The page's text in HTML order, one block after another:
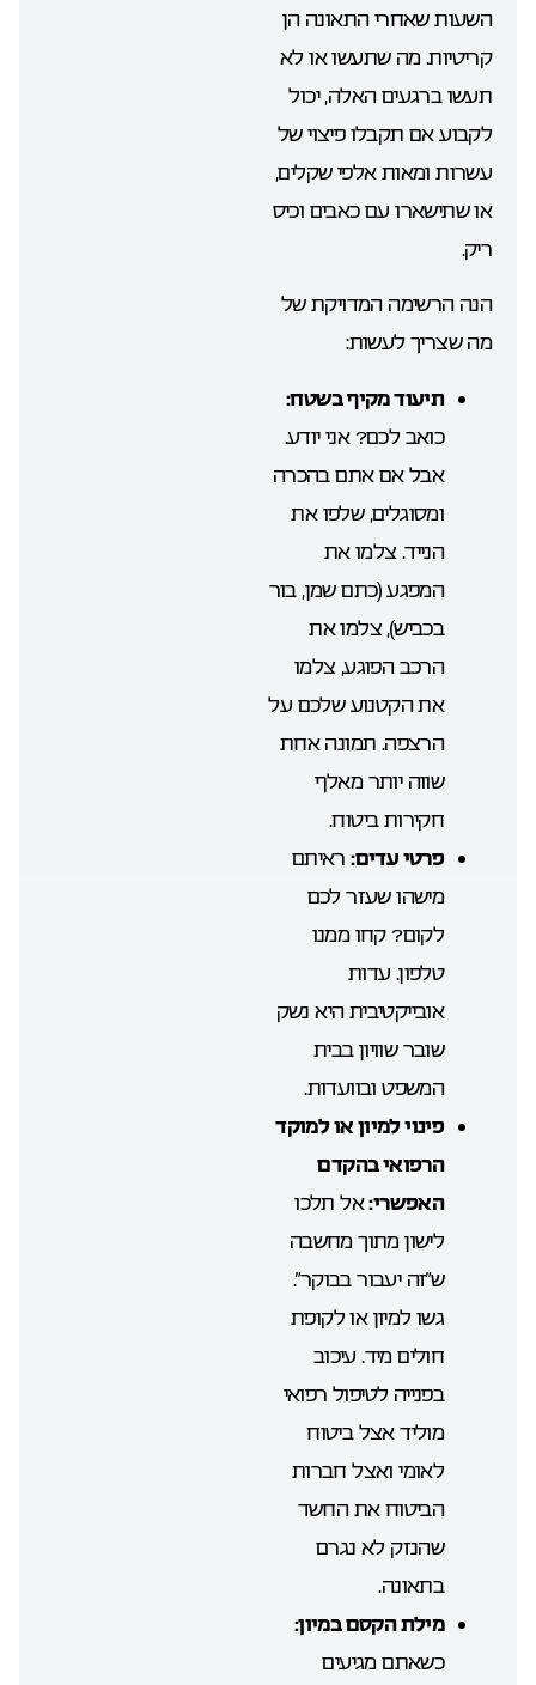
השעות שאחרי התאונה הן
קריטיות. מה שתעשו או לא
תעשו ברגעים האלה, יכול
לקבוע אם תקבלו פיצוי של
עשרות ומאות אלפי שקלים,
או שתישארו עם כאבים וכיס
ריק.
הנה הרשימה המדויקת של
מה שצריך לעשות:
תיעוד מקיף בשטח:
כואב לכם? אני יודע.
אבל אם אתם בהכרה
ומסוגלים, שלפו את
הנייד. צלמו את
המפגע (כתם שמן, בור
בכביש), צלמו את
הרכב הפוגע, צלמו
את הקטנוע שלכם על
הרצפה. תמונה אחת
שווה יותר מאלף
חקירות ביטוח.
פרטי עדים:ראיתם
מישהו שעזר לכם
לקום? קחו ממנו
טלפון. עדות
אובייקטיבית היא נשק
שובר שוויון בבית
המשפט ובוועדות.
פינוי למיון או למוקד
הרפואי בהקדם
האפשרי:אל תלכו
לישון מתוך מחשבה
ש”זה יעבור בבוקר”.
גשו למיון או לקופת
חולים מיד. עיכוב
בפנייה לטיפול רפואי
מוליד אצל ביטוח
לאומי ואצל חברות
הביטוח את החשד
שהנזק לא נגרם
בתאונה.
מילת הקסם במיון:
כשאתם מגיעים